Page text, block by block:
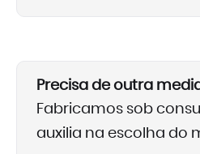
Precisa de outra
Fabricamos sob
auxilia na escolha do